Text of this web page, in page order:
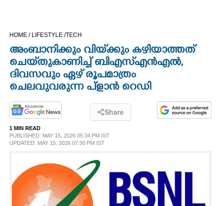
OPINION
LIFESTYLE
INFO+
HOME / LIFESTYLE /TECH
അംബാനിക്കും വിയ്‌ക്കും കഴിയാത്തത്
ചെയ്‌തുകാണിച്ച് ബിഎസ്‌എൻഎൽ,
ദിവസവും ഏഴ് രൂപമാത്രം
ചെലവുവരുന്ന പ്‌ളാൻ റെഡി
Share
1 MIN READ
PUBLISHED: MAY 15, 2026 05:34 PM IST
UPDATED: MAY 15, 2026 07:50 PM IST